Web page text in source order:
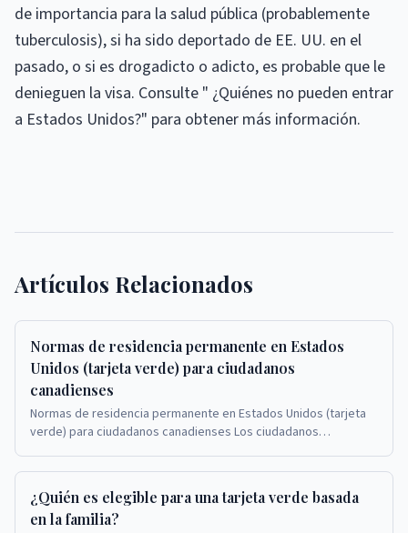
de importancia para la salud pública (probablemente
tuberculosis), si ha sido deportado de EE. UU. en el
pasado, o si es drogadicto o adicto, es probable que le
denieguen la visa. Consulte " ¿Quiénes no pueden entrar
a Estados Unidos?" para obtener más información.
Artículos Relacionados
Normas de residencia permanente en Estados
Unidos (tarjeta verde) para ciudadanos
canadienses
Normas de residencia permanente en Estados Unidos (tarjeta
verde) para ciudadanos canadienses Los ciudadanos
¿Quién es elegible para una tarjeta verde basada
en la familia?